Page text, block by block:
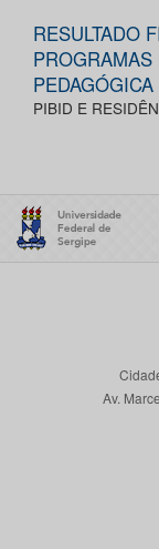
RESULTADO
PIBID E
Av.